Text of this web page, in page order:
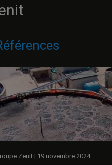
Zenit | 19 novembre 2024